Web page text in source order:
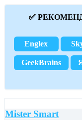
✅
Englex
GeekBrains
Mister Smart